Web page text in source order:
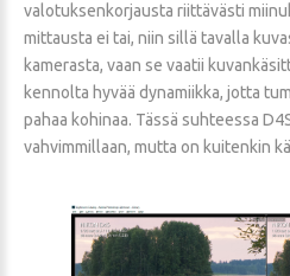
valotuksenkorjausta riittävästi
mittausta ei tai, niin sillä tavalla
kamerasta, vaan se vaatii
kennolta hyvää dynamiikka, jotta
pahaa kohinaa. Tässä suhteessa
vahvimmillaan, mutta on kuitenkin